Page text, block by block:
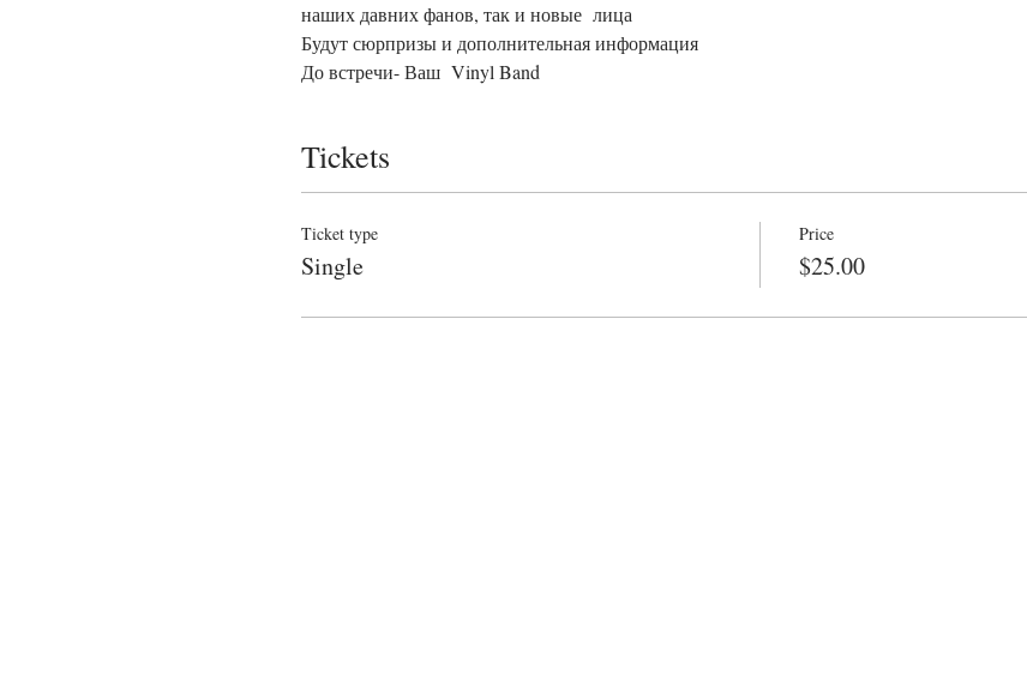
наших давних фанов, так и новые  лица
Будут сюрпризы и дополнительная информация
До встречи- Ваш  Vinyl Band
Tickets
Ticket type
Single
Price
$25.00